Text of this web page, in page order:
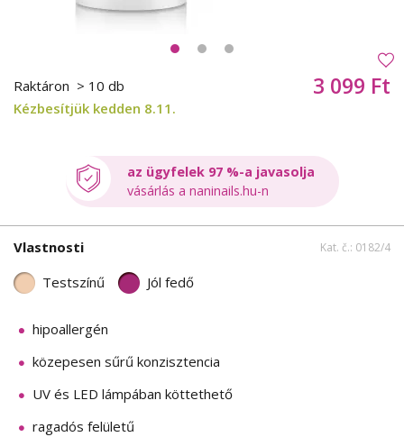
Raktáron > 10 db
Kézbesítjük kedden 8.11.
3 099 Ft
az ügyfelek 97 %-a javasolja
vásárlás a naninails.hu-n
Vlastnosti Kat. č.: 0182/4
Testszínű Jól fedő
hipoallergén
közepesen sűrű konzisztencia
UV és LED lámpában köttethető
ragadós felületű